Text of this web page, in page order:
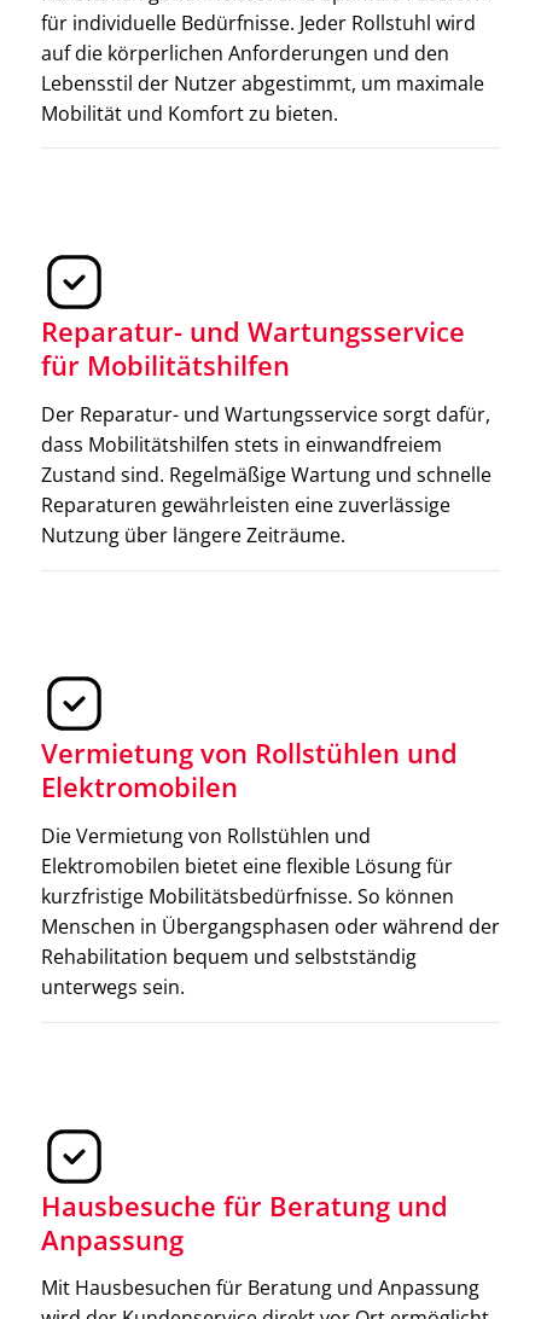
besonders für längere Strecken und sind in
verschiedenen Ausführungen erhältlich, um den
individuellen Bedürfnissen gerecht zu werden.
das Gehen mit einer oder beiden Beinen nicht
vollständig ermöglichen können. Sie bieten
zusätzliche Stabilität und helfen, das Körpergewicht
zu entlasten.
Treppenlifte
Treppenlifte erleichtern das Überwinden von Treppen
für individuelle Bedürfnisse. Jeder Rollstuhl wird
auf die körperlichen Anforderungen und den
Lebensstil der Nutzer abgestimmt, um maximale
Mobilität und Komfort zu bieten.
Reparatur- und Wartungsservice
für Mobilitätshilfen
Der Reparatur- und Wartungsservice sorgt dafür,
dass Mobilitätshilfen stets in einwandfreiem
Zustand sind. Regelmäßige Wartung und schnelle
Reparaturen gewährleisten eine zuverlässige
Nutzung über längere Zeiträume.
Vermietung von Rollstühlen und
Elektromobilen
Die Vermietung von Rollstühlen und
Elektromobilen bietet eine flexible Lösung für
kurzfristige Mobilitätsbedürfnisse. So können
Menschen in Übergangsphasen oder während der
Rehabilitation bequem und selbstständig
unterwegs sein.
Hausbesuche für Beratung und
Anpassung
Mit Hausbesuchen für Beratung und Anpassung